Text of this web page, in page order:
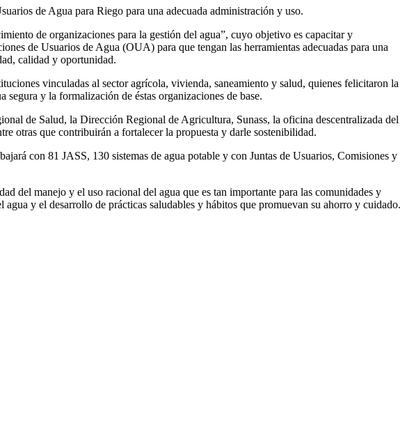
de Agua para Riego para una adecuada administración y uso.
de organizaciones para la gestión del agua”, cuyo objetivo es capacitar y
de Usuarios de Agua (OUA) para que tengan las herramientas adecuadas para una
calidad y oportunidad.
vinculadas al sector agrícola, vivienda, saneamiento y salud, quienes felicitaron la
y la formalización de éstas organizaciones de base.
de Salud, la Dirección Regional de Agricultura, Sunass, la oficina descentralizada del
otras que contribuirán a fortalecer la propuesta y darle sostenibilidad.
con 81 JASS, 130 sistemas de agua potable y con Juntas de Usuarios, Comisiones y
del manejo y el uso racional del agua que es tan importante para las comunidades y
y el desarrollo de prácticas saludables y hábitos que promuevan su ahorro y cuidado.